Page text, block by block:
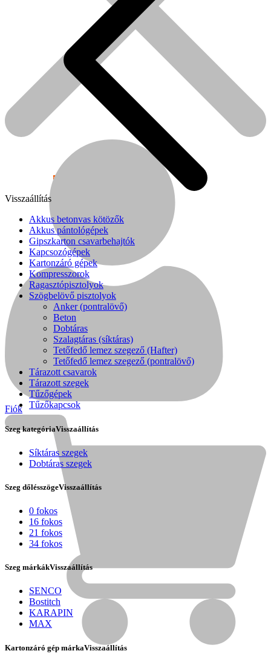
Népszerű!
Senco
Kihlberg
Fiók
Visszaállítás
Akkus betonvas kötözők
Akkus pántológépek
Gipszkarton csavarbehajtók
Kapcsozógépek
Kartonzáró gépek
Kompresszorok
Ragasztópisztolyok
Szögbelövő pisztolyok
Anker (pontralövő)
Beton
Dobtáras
Szalagtáras (síktáras)
Tetőfedő lemez szegező (Hafter)
Tetőfedő lemez szegező (pontralövő)
Tárazott csavarok
Tárazott szegek
Tűzőgépek
Tűzőkapcsok
Szeg kategóriaVisszaállítás
Síktáras szegek
Dobtáras szegek
Szeg dőlésszögeVisszaállítás
0 fokos
16 fokos
21 fokos
34 fokos
Szeg márkákVisszaállítás
SENCO
Bostitch
KARAPIN
MAX
Kartonzáró gép márkaVisszaállítás